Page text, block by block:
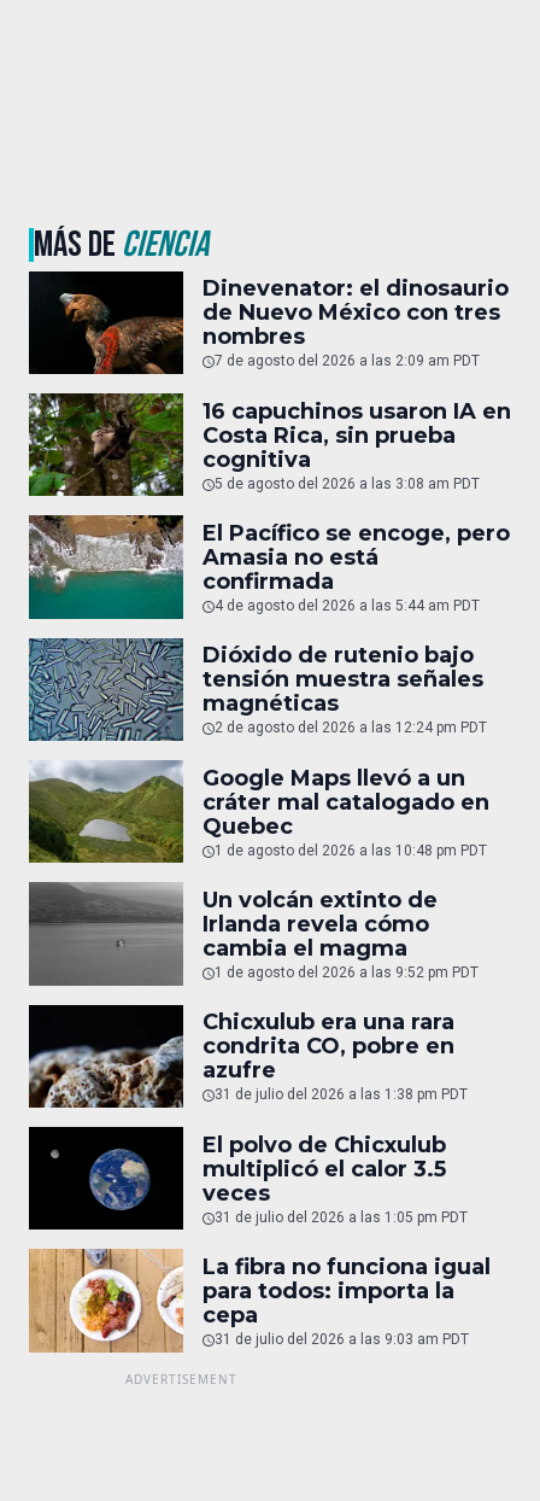
MÁS DE CIENCIA
Dinevenator: el dinosaurio
de Nuevo México con tres
nombres
7 de agosto del 2026 a las 2:09 am PDT
16 capuchinos usaron IA en
Costa Rica, sin prueba
cognitiva
5 de agosto del 2026 a las 3:08 am PDT
El Pacífico se encoge, pero
Amasia no está
confirmada
4 de agosto del 2026 a las 5:44 am PDT
Dióxido de rutenio bajo
tensión muestra señales
magnéticas
2 de agosto del 2026 a las 12:24 pm PDT
Google Maps llevó a un
cráter mal catalogado en
Quebec
1 de agosto del 2026 a las 10:48 pm PDT
Un volcán extinto de
Irlanda revela cómo
cambia el magma
1 de agosto del 2026 a las 9:52 pm PDT
Chicxulub era una rara
condrita CO, pobre en
azufre
31 de julio del 2026 a las 1:38 pm PDT
El polvo de Chicxulub
multiplicó el calor 3.5
veces
31 de julio del 2026 a las 1:05 pm PDT
La fibra no funciona igual
para todos: importa la
cepa
31 de julio del 2026 a las 9:03 am PDT